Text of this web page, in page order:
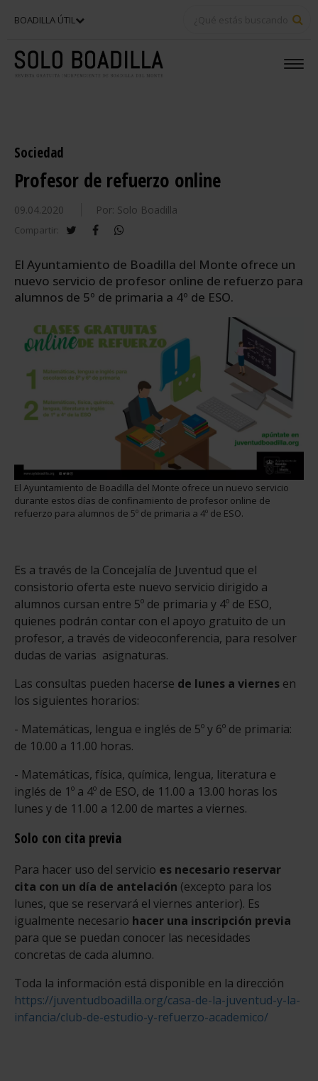
BOADILLA ÚTIL
Sociedad
Profesor de refuerzo online
09.04.2020 Por: Solo Boadilla
Compartir: twitterfacebook
El Ayuntamiento de Boadilla del Monte ofrece un
nuevo servicio de profesor online de refuerzo para
alumnos de 5º de primaria a 4º de ESO.
El Ayuntamiento de Boadilla del Monte ofrece un nuevo servicio
durante estos días de confinamiento de profesor online de
refuerzo para alumnos de 5º de primaria a 4º de ESO.
Es a través de la Concejalía de Juventud que el
consistorio oferta este nuevo servicio dirigido a
alumnos cursan entre 5º de primaria y 4º de ESO,
quienes podrán contar con el apoyo gratuito de un
profesor, a través de videoconferencia, para resolver
dudas de varias asignaturas.
Las consultas pueden hacerse de lunes a viernes en
los siguientes horarios:
- Matemáticas, lengua e inglés de 5º y 6º de primaria:
de 10.00 a 11.00 horas.
- Matemáticas, física, química, lengua, literatura e
inglés de 1º a 4º de ESO, de 11.00 a 13.00 horas los
lunes y de 11.00 a 12.00 de martes a viernes.
Solo con cita previa
Para hacer uso del servicio es necesario reservar
cita con un día de antelación (excepto para los
lunes, que se reservará el viernes anterior). Es
igualmente necesario hacer una inscripción previa
para que se puedan conocer las necesidades
concretas de cada alumno.
Toda la información está disponible en la dirección
https://juventudboadilla.org/casa-de-la-juventud-y-la-
infancia/club-de-estudio-y-refuerzo-academico/